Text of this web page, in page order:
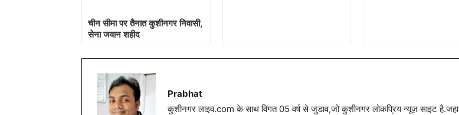
चीन सीमा पर तैनात कुशीनगर निवासी,
सेना जवान शहीद
Prabhat
कुशीनगर लाइव.com के साथ विगत 05 वर्ष से जुडाव,जो कुशीनगर लोकप्रिय न्यूज़ साइट है.जहा